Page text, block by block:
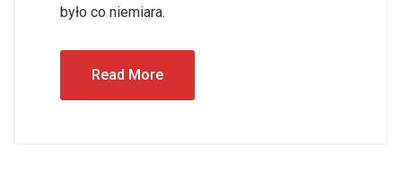
było co niemiara.
Read More